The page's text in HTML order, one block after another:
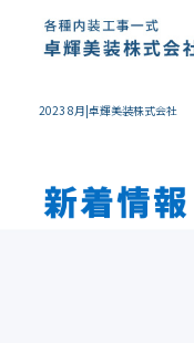
2023 8月|卓輝美装株式会社